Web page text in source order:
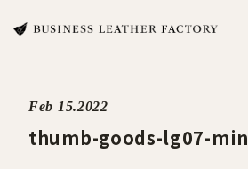
search
Feb 15.2022
thumb-goods-lg07-min